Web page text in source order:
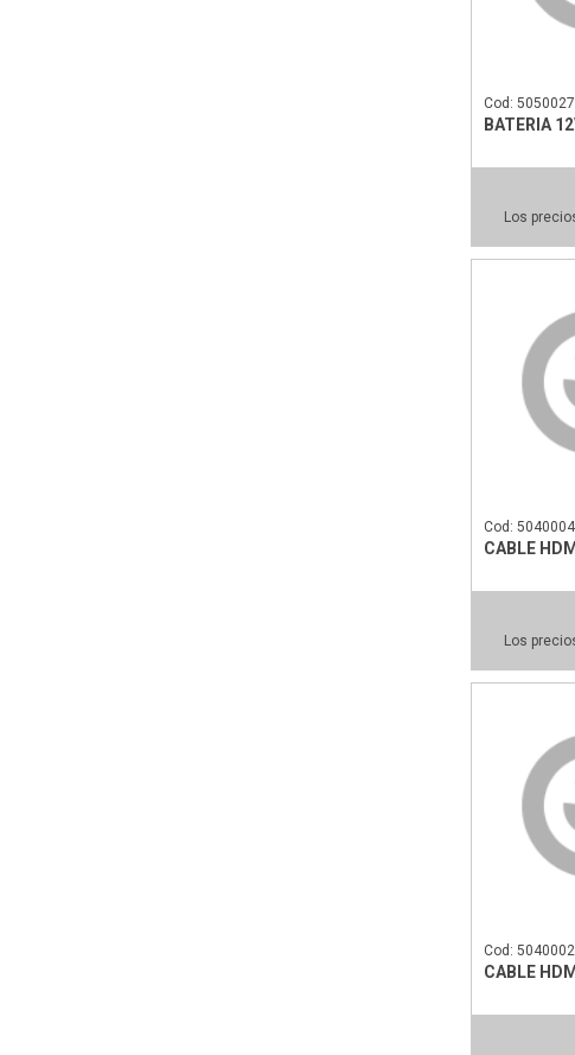
Cod: 5050027
BATERIA
Los
Cod: 5040004
CABLE
Los
Cod: 5040002
CABLE